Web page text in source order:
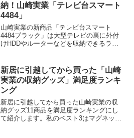
納！山崎実業「テレビ台スマート
4484」
山崎実業の新商品「テレビ台スマート
4484ブラック」は大型テレビの裏に外付
けHDDやルーターなどを収納できるラッ
ます。「薄型テレビ上ラック スマート」
もVESA規格に対応した40型以上の薄型
テレビに取り付け可能な、テレビ上に小
物などを置くためのラックです。
新居に引越してから買った「山崎
実業の収納グッズ」満足度ランキ
ング
新居に引越してから買った山崎実業の収
納グッズ11商品を満足度ランキングにし
て紹介します。私のベスト3はマグネット